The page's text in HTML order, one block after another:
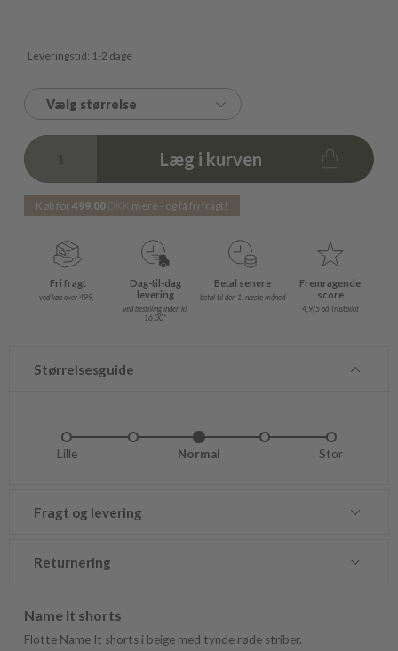
Leveringstid: 1-2 dage
Vælg størrelse
Læg i kurven
Køb for499,00 DKK mere - og få fri fragt!
Fri fragt
ved køb over 499,-
Dag-til-dag
levering
ved bestilling inden kl.
16.00*
Betal senere
betal til den 1. næste måned
Fremragende
score
4,9/5 på Trustpilot
Størrelsesguide
Lille Normal Stor
Fragt og levering
Returnering
Name It shorts
Flotte Name It shorts i beige med tynde røde striber.